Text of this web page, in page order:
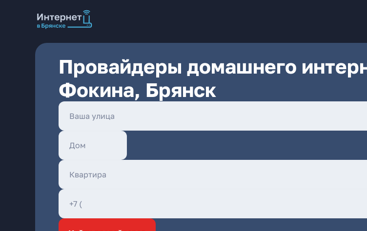
Провайдеры домашнего
Фокина, Брянск